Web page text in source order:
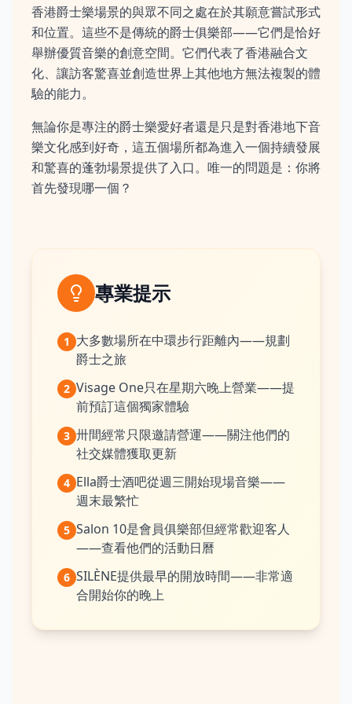
香港爵士樂場景的與眾不同之處在於其願意嘗試形式
和位置。這些不是傳統的爵士俱樂部——它們是恰好
舉辦優質音樂的創意空間。它們代表了香港融合文
化、讓訪客驚喜並創造世界上其他地方無法複製的體
驗的能力。
無論你是專注的爵士樂愛好者還是只是對香港地下音
樂文化感到好奇，這五個場所都為進入一個持續發展
和驚喜的蓬勃場景提供了入口。唯一的問題是：你將
首先發現哪一個？
專業提示
1 大多數場所在中環步行距離內——規劃
爵士之旅
2 Visage One只在星期六晚上營業——提
前預訂這個獨家體驗
3 卅間經常只限邀請營運——關注他們的
社交媒體獲取更新
4 Ella爵士酒吧從週三開始現場音樂——
週末最繁忙
5 Salon 10是會員俱樂部但經常歡迎客人
——查看他們的活動日曆
6 SILÈNE提供最早的開放時間——非常適
合開始你的晚上